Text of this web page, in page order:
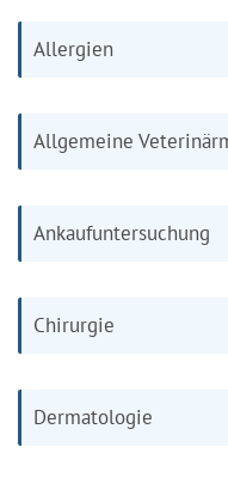
Allergien
Allgemeine
Ankaufuntersuchung
Chirurgie
Dermatologie